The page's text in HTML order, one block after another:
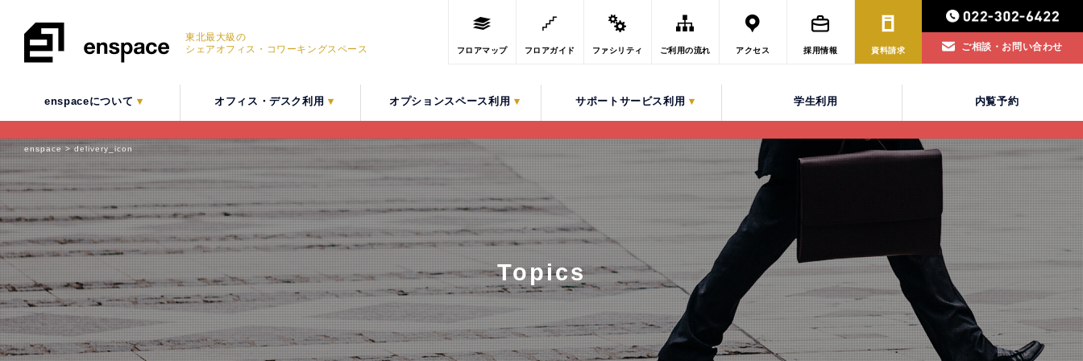
東北最大級の
シェアオフィス・
コワーキングスペース フロアマップ フロアガイド ファシリティ ご利用の流れ アクセス 採用情報 資料請求 ご相談・お問い合わせ
enspaceについて ▾ オフィス・デスク利用 ▾ オプションスペース利用 ▾ サポートサービス利用 ▾ 学生利用 内覧予約
enspace>delivery_icon
Topics